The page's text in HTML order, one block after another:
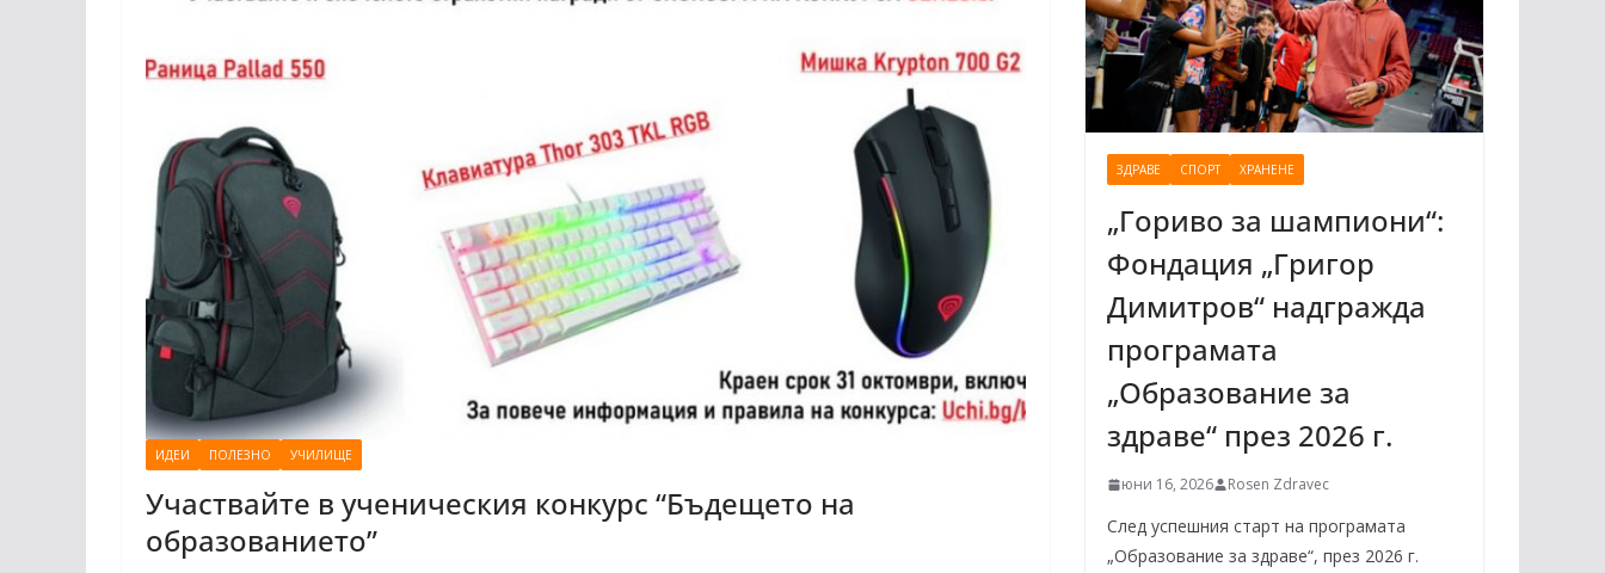
ИДЕИ ПОЛЕЗНО УЧИЛИЩЕ
Участвайте в ученическия конкурс “Бъдещето на
образованието”
ЗДРАВЕ СПОРТ ХРАНЕНЕ
„Гориво за шампиони“:
Фондация „Григор
Димитров“ надгражда
програмата
„Образование за
здраве“ през 2026 г.
юни 16, 2026 Rosen Zdravec
След успешния старт на програмата
„Образование за здраве“, през 2026 г.